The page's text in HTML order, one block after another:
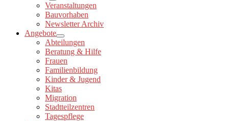
Veranstaltungen
Bauvorhaben
Newsletter Archiv
Angebote
Abteilungen
Beratung & Hilfe
Frauen
Familienbildung
Kinder & Jugend
Kitas
Migration
Stadtteilzentren
Tagespflege